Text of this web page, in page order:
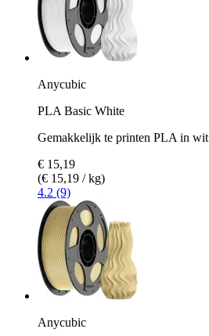
Anycubic
PLA Basic White
Gemakkelijk te printen PLA in wit
€ 15,19
(€ 15,19 / kg)
4.2 (9)
Anycubic